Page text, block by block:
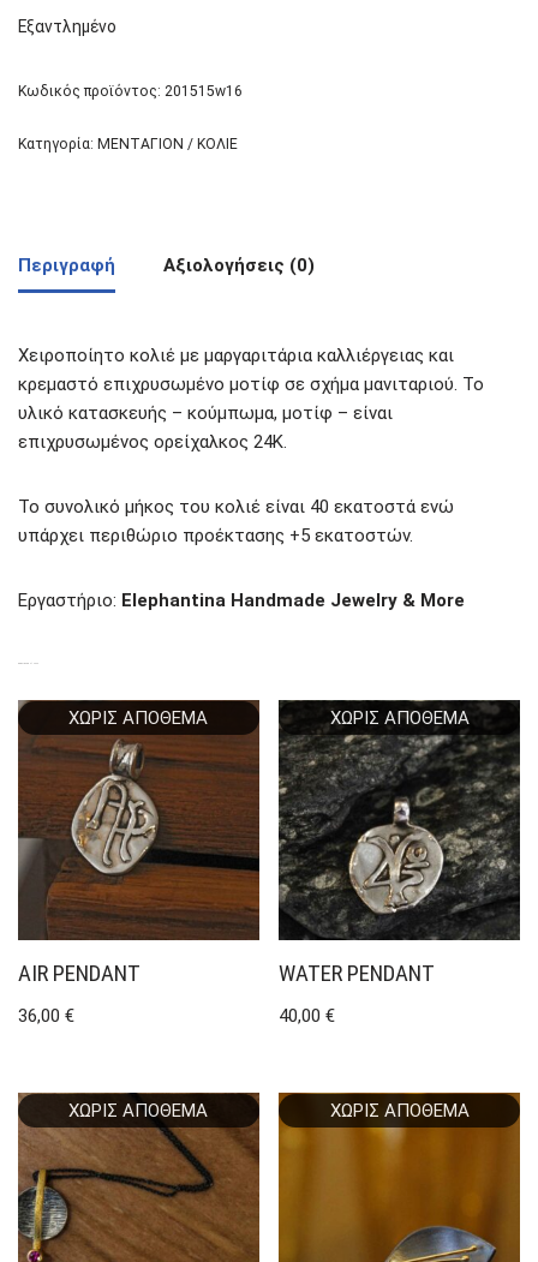
Εξαντλημένο
Κωδικός προϊόντος: 201515w16
Κατηγορία: ΜΕΝΤΑΓΙΟΝ / ΚΟΛΙΕ
Περιγραφή Αξιολογήσεις (0)
Χειροποίητο κολιέ με μαργαριτάρια καλλιέργειας και
κρεμαστό επιχρυσωμένο μοτίφ σε σχήμα μανιταριού. Το
υλικό κατασκευής – κούμπωμα, μοτίφ – είναι
επιχρυσωμένος ορείχαλκος 24Κ.
Το συνολικό μήκος του κολιέ είναι 40 εκατοστά ενώ
υπάρχει περιθώριο προέκτασης +5 εκατοστών.
Εργαστήριο: Elephantina Handmade Jewelry & More
ΧΩΡΊΣ ΑΠΌΘΕΜΑ
AIR PENDANT
36,00 €
ΧΩΡΊΣ ΑΠΌΘΕΜΑ
WATER PENDANT
40,00€
ΧΩΡΊΣ ΑΠΌΘΕΜΑ ΧΩΡΊΣ ΑΠΌΘΕΜΑ